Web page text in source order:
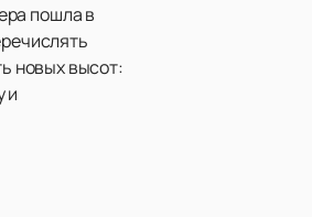
пошла в
новых высот:
и